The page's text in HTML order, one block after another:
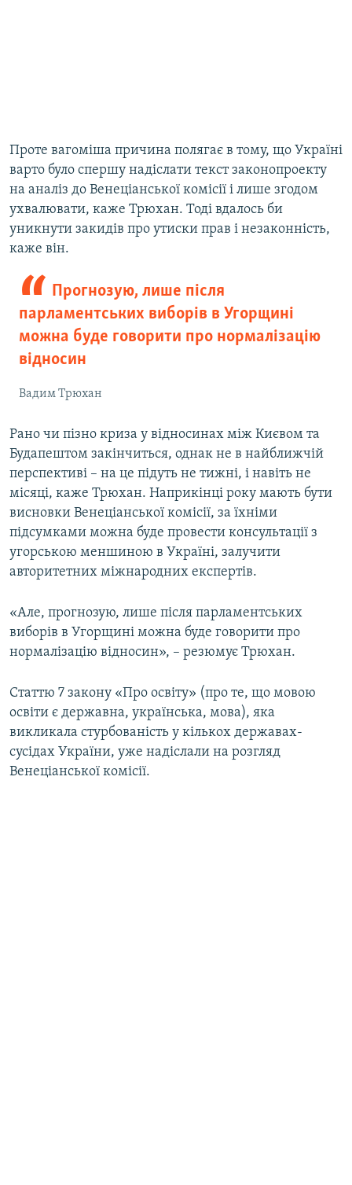
Проте вагоміша причина полягає в тому, що Україні
варто було спершу надіслати текст законопроекту
на аналіз до Венеціанської комісії і лише згодом
ухвалювати, каже Трюхан. Тоді вдалось би
уникнути закидів про утиски прав і незаконність,
каже він.
Прогнозую, лише після
парламентських виборів в Угорщині
можна буде говорити про нормалізацію
відносин
Вадим Трюхан
Рано чи пізно криза у відносинах між Києвом та
Будапештом закінчиться, однак не в найближчій
перспективі – на це підуть не тижні, і навіть не
місяці, каже Трюхан. Наприкінці року мають бути
висновки Венеціанської комісії, за їхніми
підсумками можна буде провести консультації з
угорською меншиною в Україні, залучити
авторитетних міжнародних експертів.
«Але, прогнозую, лише після парламентських
виборів в Угорщині можна буде говорити про
нормалізацію відносин», – резюмує Трюхан.
Статтю 7 закону «Про освіту» (про те, що мовою
освіти є державна, українська, мова), яка
викликала стурбованість у кількох державах-
сусідах України, уже надіслали на розгляд
Венеціанської комісії.